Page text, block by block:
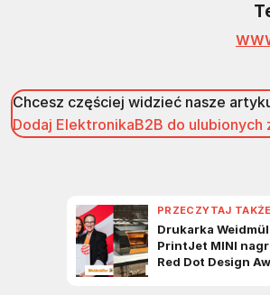
Chcesz częściej widzieć nasze
Dodaj ElektronikaB2B do ulubionych